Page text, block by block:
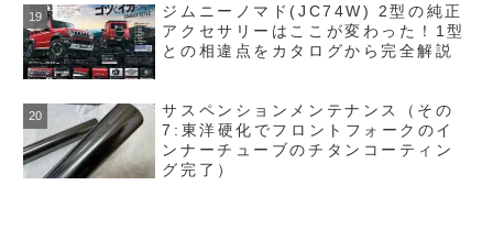
ジムニーノマド(JC74W) 2型の純正
アクセサリーはここが変わった！1型
との相違点をカタログから完全解説
サスペンションメンテナンス（その
7:東洋硬化でフロントフォークのイ
ンナーチューブのチタンコーティン
グ完了）